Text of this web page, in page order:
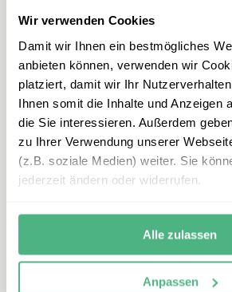
Wir verwenden Cookies
Damit wir Ihnen ein bestmögliches
anbieten können, verwenden wir
platziert, damit wir Ihr
Ihnen somit die Inhalte und Anzeigen
die Sie interessieren. Außerdem
zu Ihrer Verwendung unserer
(z.B. soziale Medien) weiter. Sie
jederzeit ändern oder widerrufen.
Alle zulassen
Anpassen
E-Mail
costarica-
ebe.de
Montag – Freitag:
und nach
Terminvereinbarung